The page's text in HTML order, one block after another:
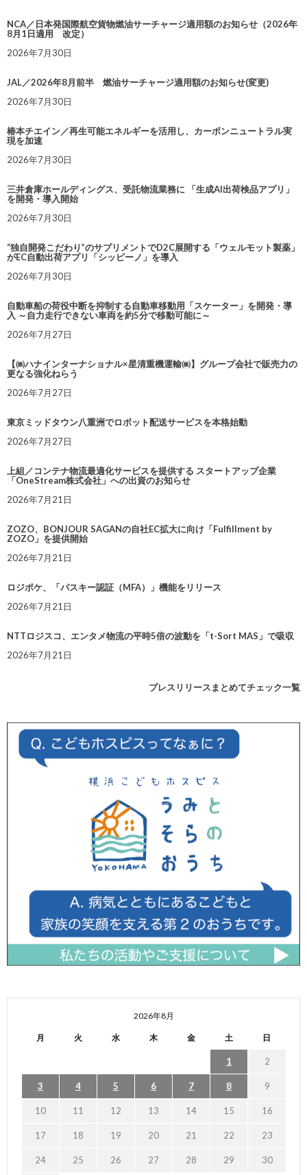
NCA／日本発国際航空貨物燃油サーチャージ適用額のお知らせ（2026年
8月1日適用 改定）
2026年7月30日
JAL／2026年8月前半 燃油サーチャージ適用額のお知らせ(変更)
2026年7月30日
椿本チエイン／再生可能エネルギーを活用し、カーボンニュートラル実
現を加速
2026年7月30日
三井倉庫ホールディングス、受託物流業務に 「生成AI出荷検品アプリ」
を開発・導入開始
2026年7月30日
“独自開発こだわり”のサプリメントでD2C展開する「ウェルモット製薬」
がEC自動出荷アプリ「シッピーノ」を導入
2026年7月30日
自動車船の荷役中断を抑制する自動車移動用「スケーター」を開発・導
入 ～自力走行できない車両を約5分で移動可能に～
2026年7月27日
【㈱ハナインターナショナル×星清重機運輸㈱】グループ会社で販売力の
更なる強化ねらう
2026年7月27日
東京ミッドタウン八重洲でロボット配送サービスを本格始動
2026年7月27日
上組／コンテナ物流最適化サービスを提供する スタートアップ企業
「OneStream株式会社」への出資のお知らせ
2026年7月21日
ZOZO、BONJOUR SAGANの自社EC拡大に向け「Fulfillment by
ZOZO」を提供開始
2026年7月21日
ロジポケ、「パスキー認証（MFA）」機能をリリース
2026年7月21日
NTTロジスコ、エンタメ物流の平時5倍の波動を「t-Sort MAS」で吸収
2026年7月21日
プレスリリースまとめてチェック一覧
2026年8月
月 火 水 木 金 土 日
1 2
3 4 5 6 7 8 9
10 11 12 13 14 15 16
17 18 19 20 21 22 23
24 25 26 27 28 29 30